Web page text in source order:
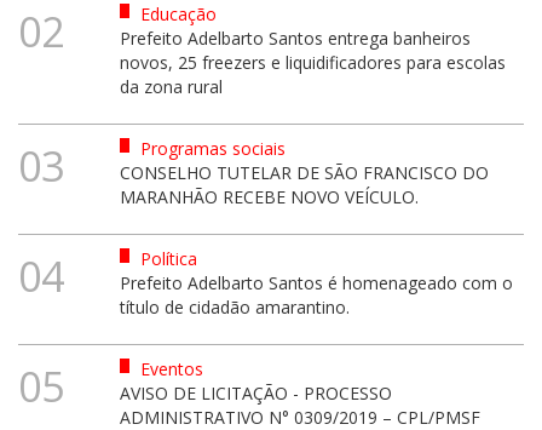
02
Educação
Prefeito Adelbarto Santos entrega banheiros
novos, 25 freezers e liquidificadores para escolas
da zona rural
03
Programas sociais
CONSELHO TUTELAR DE SÃO FRANCISCO DO
MARANHÃO RECEBE NOVO VEÍCULO.
04
Política
Prefeito Adelbarto Santos é homenageado com o
título de cidadão amarantino.
05
Eventos
AVISO DE LICITAÇÃO - PROCESSO
ADMINISTRATIVO N° 0309/2019 – CPL/PMSF